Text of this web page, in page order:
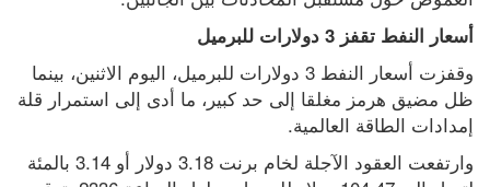
أسعار النفط تقفز 3 دولارات للبرميل
إمدادات الطاقة العالمية.